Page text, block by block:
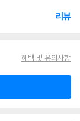
리뷰
혜택 및 유의사항